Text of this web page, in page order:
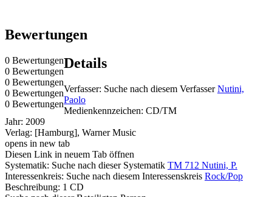
Bewertungen
0 Bewertungen
0 Bewertungen
0 Bewertungen
0 Bewertungen
0 Bewertungen
Details
Verfasser: Suche nach diesem Verfasser Nutini,
Paolo
Medienkennzeichen: CD/TM
Jahr: 2009
Verlag: [Hamburg], Warner Music
opens in new tab
Diesen Link in neuem Tab öffnen
Systematik: Suche nach dieser Systematik TM 712 Nutini, P.
Interessenkreis: Suche nach diesem Interessenskreis Rock/Pop
Beschreibung: 1 CD